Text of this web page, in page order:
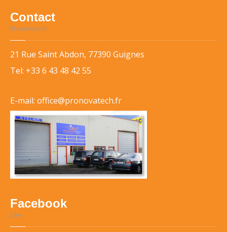
Contact
Pronovatech
21 Rue Saint Abdon, 77390 Guignes
Tel: +33 6 43 48 42 55
E-mail: office@pronovatech.fr
Facebook
Like